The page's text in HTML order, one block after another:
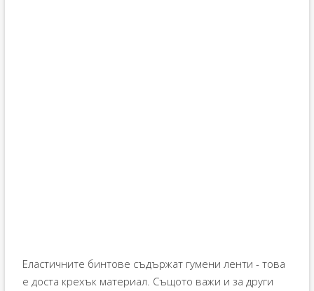
Еластичните бинтове съдържат гумени ленти - това
е доста крехък материал. Същото важи и за други